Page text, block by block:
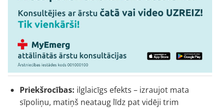
Priekšrocības: ilglaicīgs efekts – izraujot mata
sīpoliņu, matiņš neataug līdz pat vidēji trim